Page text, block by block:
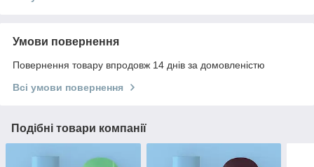
Умови повернення
Повернення товару впродовж 14 днів за домовленістю
Всі умови повернення
Подібні товари компанії